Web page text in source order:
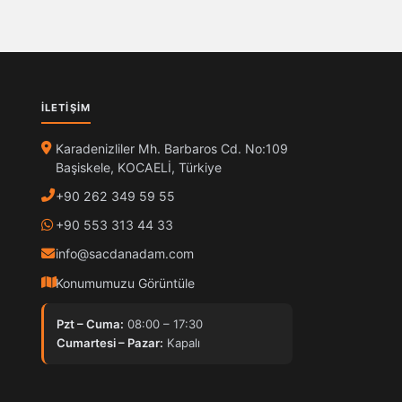
İLETIŞIM
Karadenizliler Mh. Barbaros Cd. No:109
Başiskele, KOCAELİ, Türkiye
+90 262 349 59 55
+90 553 313 44 33
info@sacdanadam.com
Konumumuzu Görüntüle
Pzt – Cuma: 08:00 – 17:30
Cumartesi – Pazar: Kapalı